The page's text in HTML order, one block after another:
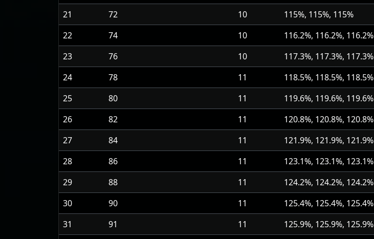
21
72 10 115%, 115%, 115%
22
74 10 116.2%, 116.2%, 116.2%
23
76 10 117.3%, 117.3%, 117.3%
24
78 11 118.5%, 118.5%, 118.5%
25
80 11 119.6%, 119.6%, 119.6%
26
82 11 120.8%, 120.8%, 120.8%
27
84 11 121.9%, 121.9%, 121.9%
28
86 11 123.1%, 123.1%, 123.1%
29
88 11 124.2%, 124.2%, 124.2%
30
90 11 125.4%, 125.4%, 125.4%
31
91 11 125.9%, 125.9%, 125.9%